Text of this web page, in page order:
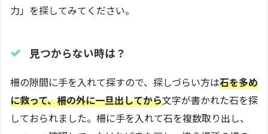
力」を探してみてください。
見つからない時は？
柵の隙間に手を入れて探すので、探しづらい方は石を多め
に救って、柵の外に一旦出してから文字が書かれた石を探
しておられました。柵に手を入れて石を複数取り出し、